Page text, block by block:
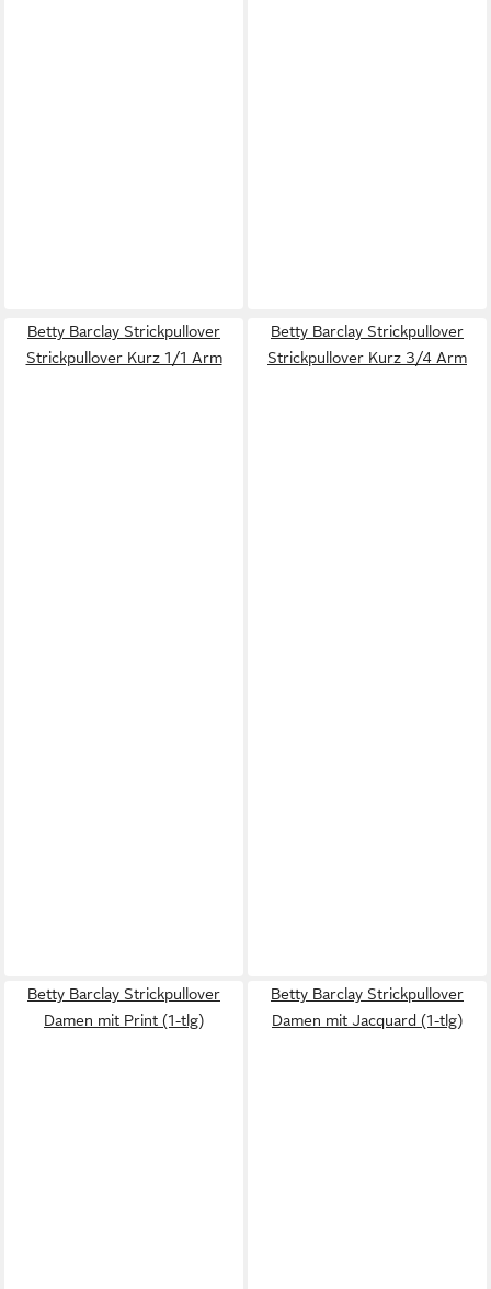
Betty Barclay Strickpullover
Strickpullover Kurz 1/1 Arm
Betty Barclay Strickpullover
Strickpullover Kurz 3/4 Arm
Betty Barclay Strickpullover
Damen mit Print (1-tlg)
Betty Barclay Strickpullover
Damen mit Jacquard (1-tlg)